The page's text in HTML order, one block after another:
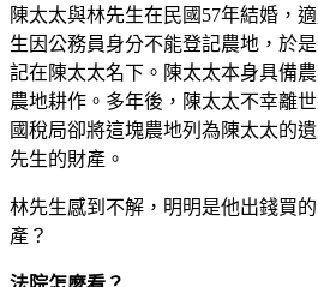
陳太太與林先生在民國57年結婚，
生因公務員身分不能登記農地，於
記在陳太太名下。陳太太本身具備
農地耕作。多年後，陳太太不幸離
國稅局卻將這塊農地列為陳太太的
先生的財產。
林先生感到不解，明明是他出錢買
產？